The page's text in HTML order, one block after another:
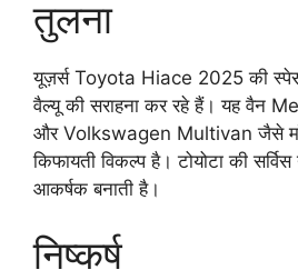
तुलना
यूज़र्स Toyota Hiace 2025 की
वैल्यू की सराहना कर रहे हैं। यह वैन
और Volkswagen Multivan जैसे
किफायती विकल्प है। टोयोटा की
आकर्षक बनाती है।
निष्कर्ष